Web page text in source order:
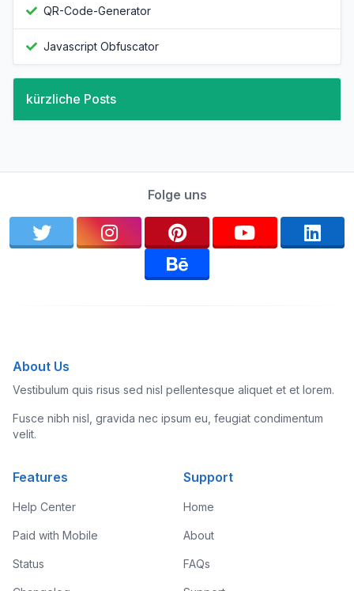
QR-Code-Generator
Javascript Obfuscator
kürzliche Posts
Folge uns
About Us
Vestibulum quis risus sed nisl pellentesque aliquet et et lorem.
Fusce nibh nisl, gravida nec ipsum eu, feugiat condimentum
velit.
Features
Help Center
Paid with Mobile
Status
Support
Home
About
FAQs